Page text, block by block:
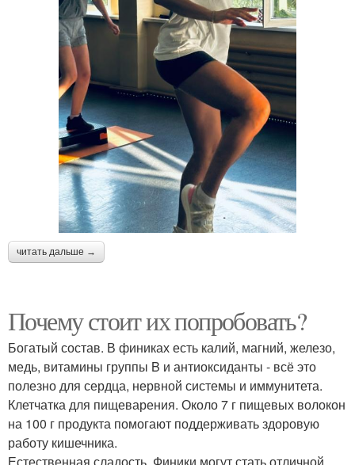
читать дальше →
Почему стоит их попробовать?
Богатый состав. В финиках есть калий, магний, железо,
медь, витамины группы B и антиоксиданты - всё это
полезно для сердца, нервной системы и иммунитета.
Клетчатка для пищеварения. Около 7 г пищевых волокон
на 100 г продукта помогают поддерживать здоровую
работу кишечника.